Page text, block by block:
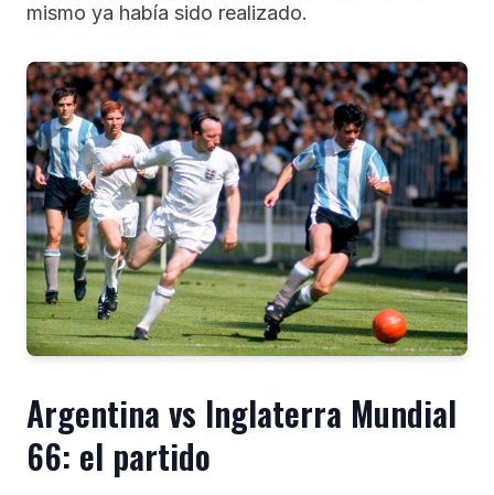
mismo ya había sido realizado.
Argentina vs Inglaterra Mundial
66: el partido